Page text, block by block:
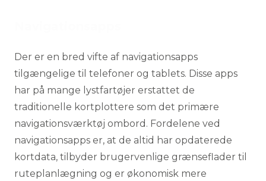
Der er en bred vifte af navigationsapps
tilgængelige til telefoner og tablets. Disse apps
har på mange lystfartøjer erstattet de
traditionelle kortplottere som det primære
navigationsværktøj ombord. Fordelene ved
navigationsapps er, at de altid har opdaterede
kortdata, tilbyder brugervenlige grænseflader til
ruteplanlægning og er økonomisk mere